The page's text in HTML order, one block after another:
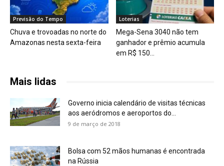
Previsão do Tempo
Chuva e trovoadas no norte do
Amazonas nesta sexta-feira
Loterias
Mega-Sena 3040 não tem
ganhador e prêmio acumula
em R$ 150...
Mais lidas
Governo inicia calendário de visitas técnicas
aos aeródromos e aeroportos do...
9 de março de 2018
Bolsa com 52 mãos humanas é encontrada
na Rússia